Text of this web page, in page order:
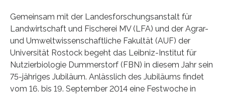
Gemeinsam mit der Landesforschungsanstalt für
Landwirtschaft und Fischerei MV (LFA) und der Agrar-
und Umweltwissenschaftliche Fakultät (AUF) der
Universität Rostock begeht das Leibniz-Institut für
Nutzierbiologie Dummerstorf (FBN) in diesem Jahr sein
75-jähriges Jubiläum. Anlässlich des Jubiläums findet
vom 16. bis 19. September 2014 eine Festwoche in